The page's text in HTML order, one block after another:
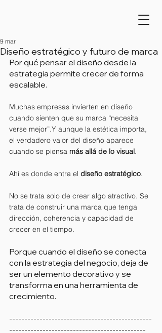
Diseño estratégico y futuro de marca
9 mar
Por qué pensar el diseño desde la
estrategia permite crecer de forma
escalable.
Muchas empresas invierten en diseño
cuando sienten que su marca “necesita
verse mejor”.Y aunque la estética importa,
el verdadero valor del diseño aparece
cuando se piensa más allá de lo visual.
Ahí es donde entra el diseño estratégico.
No se trata solo de crear algo atractivo. Se
trata de construir una marca que tenga
dirección, coherencia y capacidad de
crecer en el tiempo.
Porque cuando el diseño se conecta
con la estrategia del negocio, deja de
ser un elemento decorativo y se
transforma en una herramienta de
crecimiento.
-----------------------------------------------
---------------------------------------------